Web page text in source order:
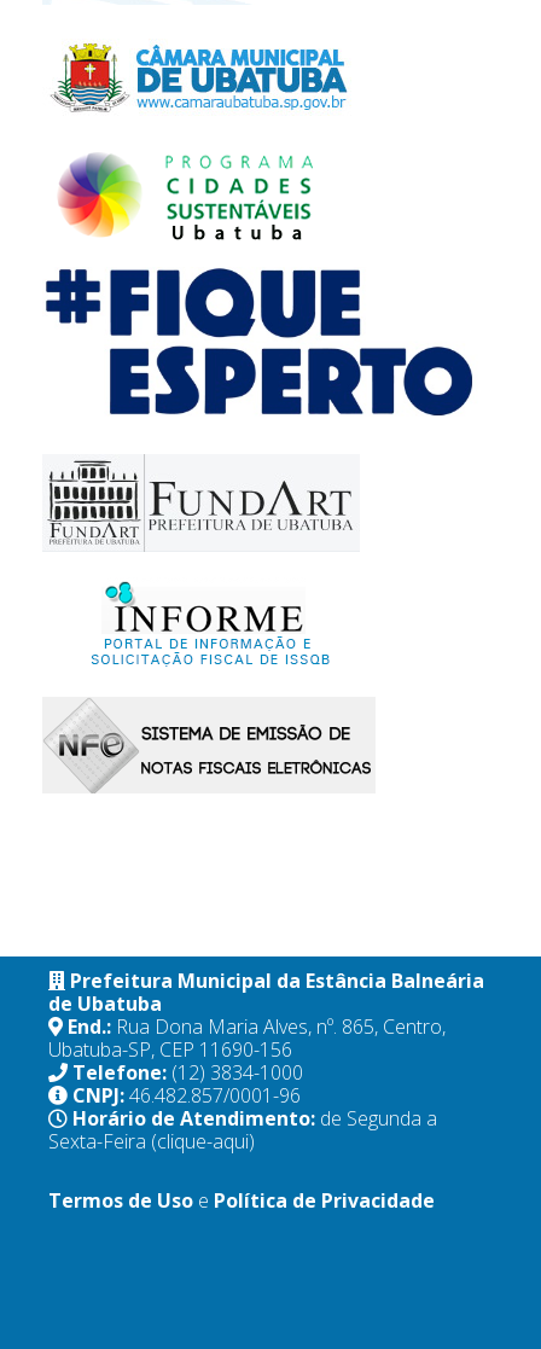
Prefeitura Municipal da Estância Balneária
de Ubatuba
End.: Rua Dona Maria Alves, nº. 865, Centro,
Ubatuba-SP, CEP 11690-156
Telefone: (12) 3834-1000
CNPJ:46.482.857/0001-96
Horário de Atendimento: de Segunda a
Sexta-Feira (clique-aqui)
Termos de Uso e Política de Privacidade